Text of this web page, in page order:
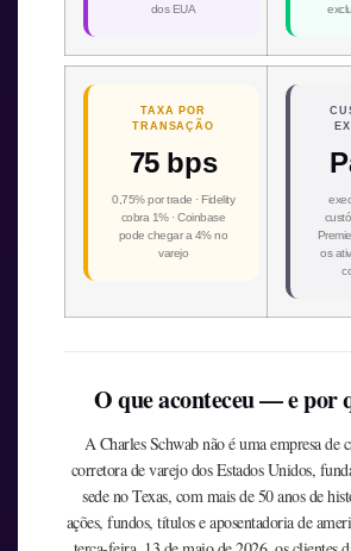
dos EUA
TAXA POR
TRANSAÇÃO
75 bps
0,75% por trade · Fidelity
cobra 1% · Coinbase
pode chegar a 4% no
varejo
os
O que aconteceu — e por
A Charles Schwab não é uma empresa de
corretora de varejo dos Estados Unidos,
sede no Texas, com mais de 50 anos de
ações, fundos, títulos e aposentadoria de